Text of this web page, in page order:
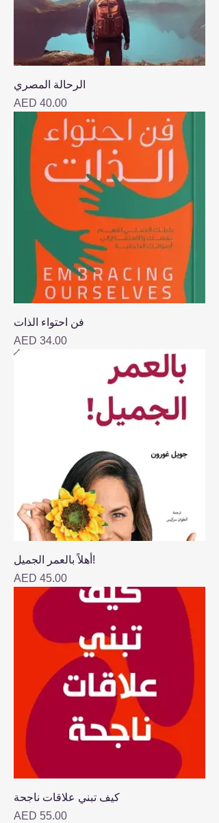
الرحالة المصري
Price
AED 40.00
فن احتواء الذات
Price
AED 34.00
أهلاً بالعمر الجميل!
Price
AED 45.00
كيف تبني علاقات ناجحة
Price
AED 55.00